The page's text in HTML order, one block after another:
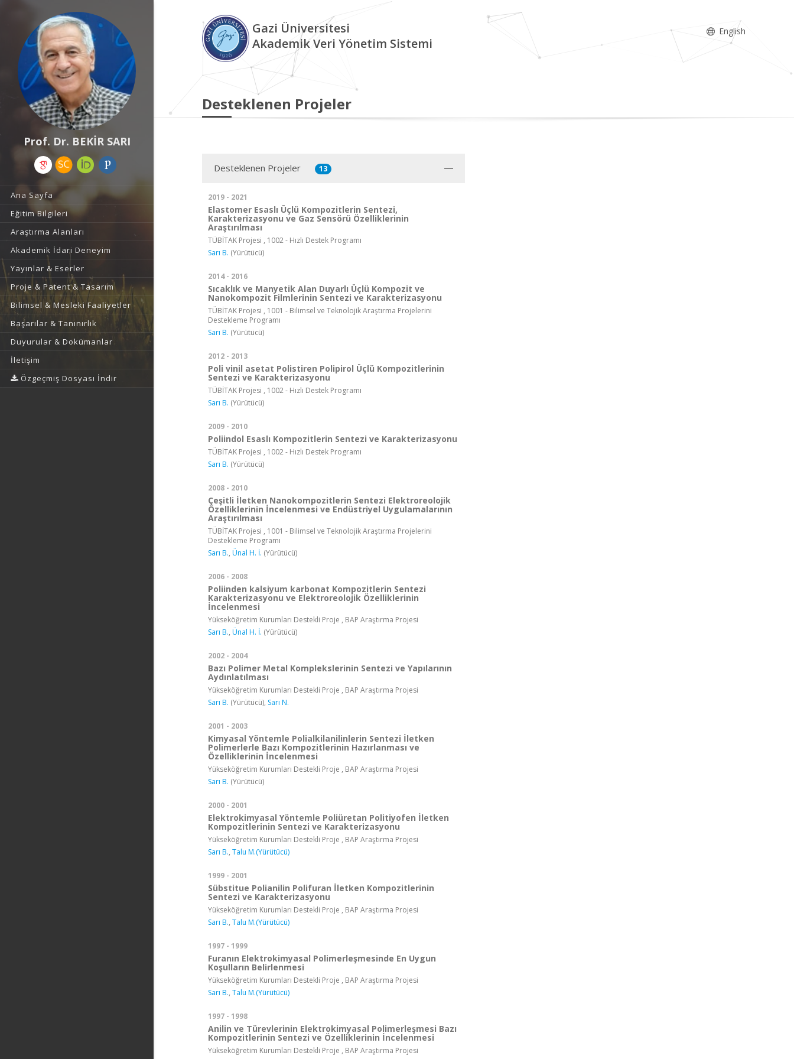
Prof. Dr. BEKİR SARI
Ana Sayfa
Eğitim Bilgileri
Araştırma Alanları
Akademik İdari Deneyim
Yayınlar & Eserler
Proje & Patent & Tasarım
Bilimsel & Mesleki Faaliyetler
Başarılar & Tanınırlık
Duyurular & Dokümanlar
İletişim
Özgeçmiş Dosyası İndir
Gazi Üniversitesi
Akademik Veri Yönetim Sistemi
English
Desteklenen Projeler
Desteklenen Projeler 13
2019 - 2021
Elastomer Esaslı Üçlü Kompozitlerin Sentezi,
Karakterizasyonu ve Gaz Sensörü Özelliklerinin
Araştırılması
TÜBİTAK Projesi , 1002 - Hızlı Destek Programı
Sarı B. (Yürütücü)
2014 - 2016
Sıcaklık ve Manyetik Alan Duyarlı Üçlü Kompozit ve
Nanokompozit Filmlerinin Sentezi ve Karakterizasyonu
TÜBİTAK Projesi , 1001 - Bilimsel ve Teknolojik Araştırma Projelerini
Destekleme Programı
Sarı B. (Yürütücü)
2012 - 2013
Poli vinil asetat Polistiren Polipirol Üçlü Kompozitlerinin
Sentezi ve Karakterizasyonu
TÜBİTAK Projesi , 1002 - Hızlı Destek Programı
Sarı B. (Yürütücü)
2009 - 2010
Poliindol Esaslı Kompozitlerin Sentezi ve Karakterizasyonu
TÜBİTAK Projesi , 1002 - Hızlı Destek Programı
Sarı B. (Yürütücü)
2008 - 2010
Çeşitli İletken Nanokompozitlerin Sentezi Elektroreolojik
Özelliklerinin İncelenmesi ve Endüstriyel Uygulamalarının
Araştırılması
TÜBİTAK Projesi , 1001 - Bilimsel ve Teknolojik Araştırma Projelerini
Destekleme Programı
Sarı B., Ünal H. İ. (Yürütücü)
2006 - 2008
Poliinden kalsiyum karbonat Kompozitlerin Sentezi
Karakterizasyonu ve Elektroreolojik Özelliklerinin
İncelenmesi
Yükseköğretim Kurumları Destekli Proje , BAP Araştırma Projesi
Sarı B., Ünal H. İ. (Yürütücü)
2002 - 2004
Bazı Polimer Metal Komplekslerinin Sentezi ve Yapılarının
Aydınlatılması
Yükseköğretim Kurumları Destekli Proje , BAP Araştırma Projesi
Sarı B. (Yürütücü), Sarı N.
2001 - 2003
Kimyasal Yöntemle Polialkilanilinlerin Sentezi İletken
Polimerlerle Bazı Kompozitlerinin Hazırlanması ve
Özelliklerinin İncelenmesi
Yükseköğretim Kurumları Destekli Proje , BAP Araştırma Projesi
Sarı B. (Yürütücü)
2000 - 2001
Elektrokimyasal Yöntemle Poliüretan Politiyofen İletken
Kompozitlerinin Sentezi ve Karakterizasyonu
Yükseköğretim Kurumları Destekli Proje , BAP Araştırma Projesi
Sarı B., Talu M.(Yürütücü)
1999 - 2001
Sübstitue Polianilin Polifuran İletken Kompozitlerinin
Sentezi ve Karakterizasyonu
Yükseköğretim Kurumları Destekli Proje , BAP Araştırma Projesi
Sarı B., Talu M.(Yürütücü)
1997 - 1999
Furanın Elektrokimyasal Polimerleşmesinde En Uygun
Koşulların Belirlenmesi
Yükseköğretim Kurumları Destekli Proje , BAP Araştırma Projesi
Sarı B., Talu M.(Yürütücü)
1997 - 1998
Anilin ve Türevlerinin Elektrokimyasal Polimerleşmesi Bazı
Kompozitlerinin Sentezi ve Özelliklerinin İncelenmesi
Yükseköğretim Kurumları Destekli Proje , BAP Araştırma Projesi